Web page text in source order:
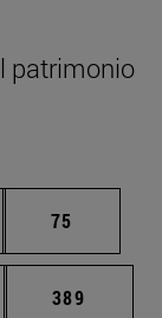
patrimonio
intermedias
Página
75
intermedias
Página
389